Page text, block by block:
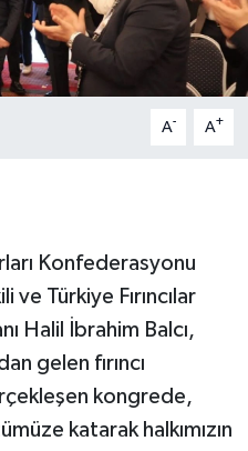
A- A+
Konfederasyonu
ve Türkiye Fırıncılar
Halil İbrahim Balcı,
gelen fırıncı
kongrede,
katarak halkımızın